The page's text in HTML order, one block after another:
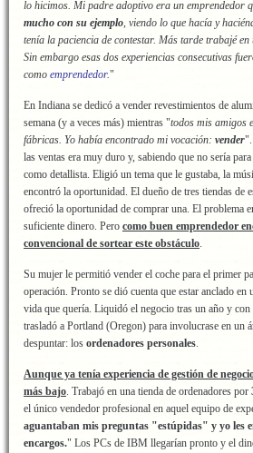
lo hicimos. Mi padre adoptivo era un emprendedor
mucho con su ejemplo, viendo lo que hacía y
tenía la paciencia de contestar. Más tarde trabajé
Sin embargo esas dos experiencias consecutivas
como emprendedor."
En Indiana se dedicó a vender revestimientos de
semana (y a veces más) mientras "todos mis amigos
fábricas. Yo había encontrado mi vocación: vender".
las ventas era muy duro y, sabiendo que no sería
como detallista. Eligió un tema que le gustaba, la
encontró la oportunidad. El dueño de tres tiendas de
ofreció la oportunidad de comprar una. El problema
suficiente dinero. Pero como buen emprendedor
convencional de sortear este obstáculo.
Su mujer le permitió vender el coche para el primer
operación. Pronto se dió cuenta que estar anclado en
vida que quería. Liquidó el negocio tras un año y con
trasladó a Portland (Oregon) para involucrase en un
despuntar: los ordenadores personales.
Aunque ya tenía experiencia de gestión de
más bajo. Trabajó en una tienda de ordenadores por
el único vendedor profesional en aquel equipo de
aguantaban mis preguntas "estúpidas" y yo les
encargos." Los PCs de IBM llegarían pronto y el